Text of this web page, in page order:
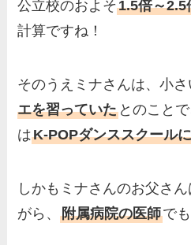
公立校のおよそ1.5倍～2.5
計算ですね！
そのうえミナさんは、小
エを習っていた とのこと
はK-POPダンススクール
しかもミナさんのお父さ
がら、附属病院の医師で